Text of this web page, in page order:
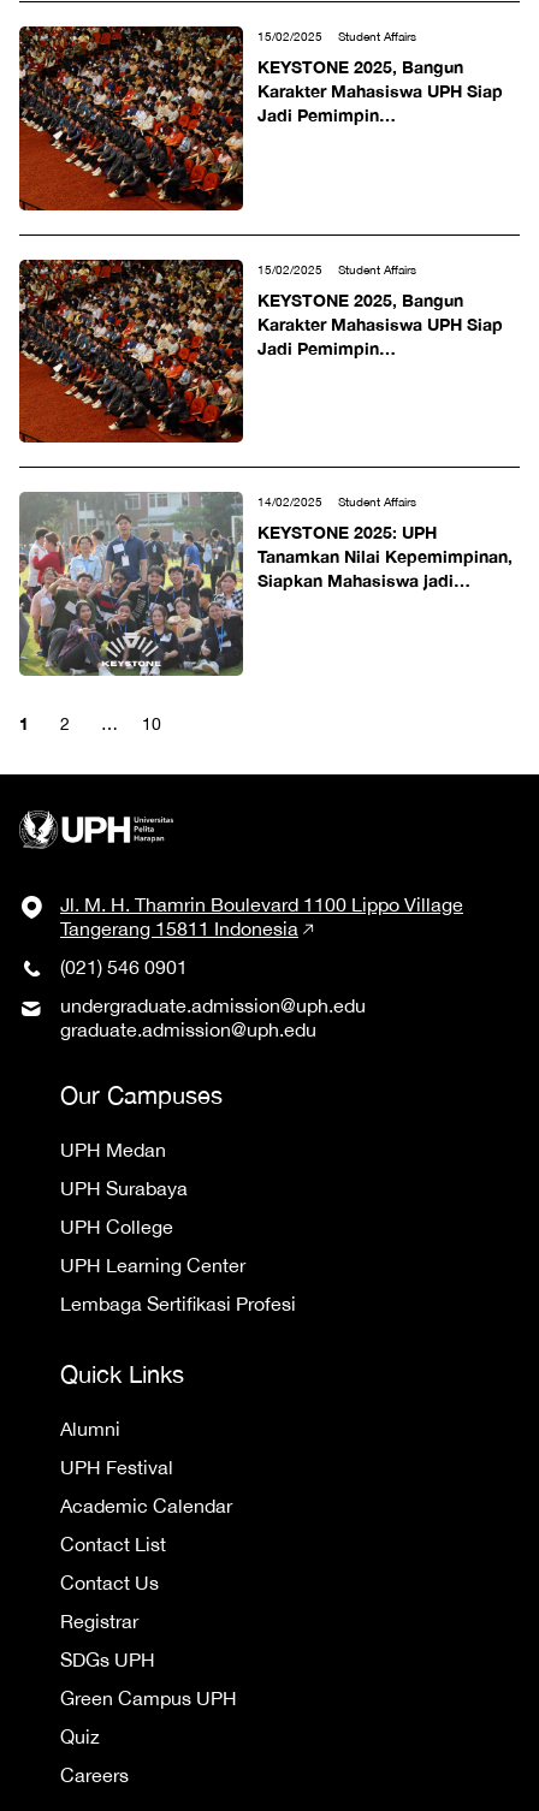
15/02/2025 Student Affairs
KEYSTONE 2025, Bangun
Karakter Mahasiswa UPH Siap
Jadi Pemimpin
15/02/2025 Student Affairs
KEYSTONE 2025, Bangun
Karakter Mahasiswa UPH Siap
Jadi Pemimpin
14/02/2025 Student Affairs
KEYSTONE 2025: UPH
Tanamkan Nilai Kepemimpinan,
Siapkan Mahasiswa jadi
1 2 … 10
Jl. M. H. Thamrin Boulevard 1100 Lippo Village
Tangerang 15811 Indonesia
(021) 546 0901
undergraduate.admission@uph.edu
graduate.admission@uph.edu
Our Campuses
UPH Medan
UPH Surabaya
UPH College
UPH Learning Center
Lembaga Sertifikasi Profesi
Quick Links
Alumni
UPH Festival
Academic Calendar
Contact List
Contact Us
Registrar
SDGs UPH
Green Campus UPH
Quiz
Careers